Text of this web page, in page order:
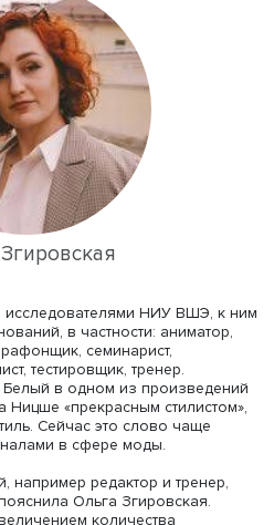
профессии может
верстальщик или
группе, называются
Это слова из активного
значения. Их также
семантическими
Згировская